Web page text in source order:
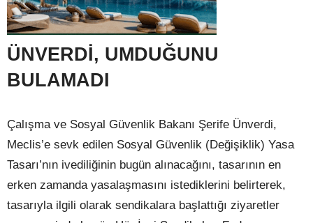
ÜNVERDİ, UMDUĞUNU
BULAMADI
Çalışma ve Sosyal Güvenlik Bakanı Şerife Ünverdi,
Meclis’e sevk edilen Sosyal Güvenlik (Değişiklik) Yasa
Tasarı’nın ivediliğinin bugün alınacağını, tasarının en
erken zamanda yasalaşmasını istediklerini belirterek,
tasarıyla ilgili olarak sendikalara başlattığı ziyaretler